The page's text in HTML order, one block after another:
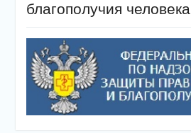
благополучия человека